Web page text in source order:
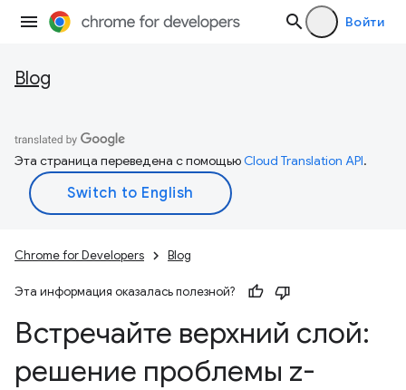
Войти
Blog
Эта страница переведена с помощьюCloud Translation API.
Chrome for Developers Blog
Эта информация оказалась полезной?
Встречайте верхний слой:
решение проблемы z-